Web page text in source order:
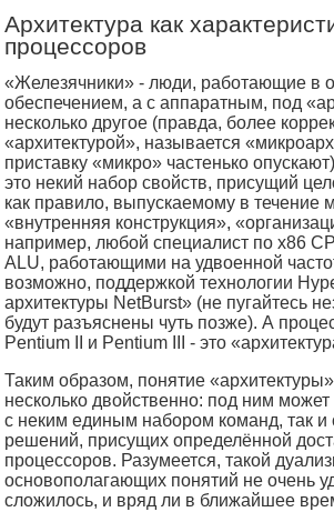
Архитектура как
процесcоров
«Железячники» - люди, работающие в
обеспечением, а с аппаратным, под
несколько другое (правда, более
«архитектурой», называется
приставку «микро» частенько
это некий набор свойств, присущий
как правило, выпускаемому в течение
«внутренняя конструкция»,
например, любой специалист по x86
ALU, работающими на удвоенной
возможно, поддержкой технологии
архитектуры NetBurst» (не пугайтесь
будут разъяснены чуть позже). А
Pentium II и Pentium III - это
Таким образом, понятие
несколько двойственно: под ним
с неким единым набором команд, так и
решений, присущих определённой
процессоров. Разумеется, такой
основополагающих понятий не очень
сложилось, и вряд ли в ближайшее